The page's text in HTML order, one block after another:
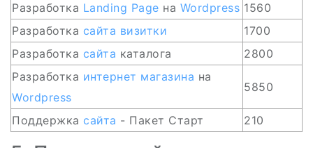
Разработка Landing Page на Wordpress 1560
Разработка сайта визитки
1700
Разработка сайта каталога
2800
Разработка интернет магазина на
Wordpress
5850
Поддержка сайта - Пакет Старт 210